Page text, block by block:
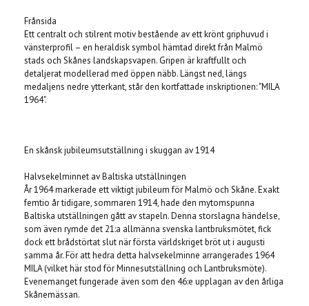
Frånsida
Ett centralt och stilrent motiv bestående av ett krönt griphuvud i
vänsterprofil – en heraldisk symbol hämtad direkt från Malmö
stads och Skånes landskapsvapen. Gripen är kraftfullt och
detaljerat modellerad med öppen näbb. Längst ned, längs
medaljens nedre ytterkant, står den kortfattade inskriptionen: "MILA
1964".
En skånsk jubileumsutställning i skuggan av 1914
Halvsekelminnet av Baltiska utställningen
År 1964 markerade ett viktigt jubileum för Malmö och Skåne. Exakt
femtio år tidigare, sommaren 1914, hade den mytomspunna
Baltiska utställningen gått av stapeln. Denna storslagna händelse,
som även rymde det 21:a allmänna svenska lantbruksmötet, fick
dock ett brådstörtat slut när första världskriget bröt ut i augusti
samma år. För att hedra detta halvsekelminne arrangerades 1964
MILA (vilket här stod för Minnesutställning och Lantbruksmöte).
Evenemanget fungerade även som den 46:e upplagan av den årliga
Skånemässan.